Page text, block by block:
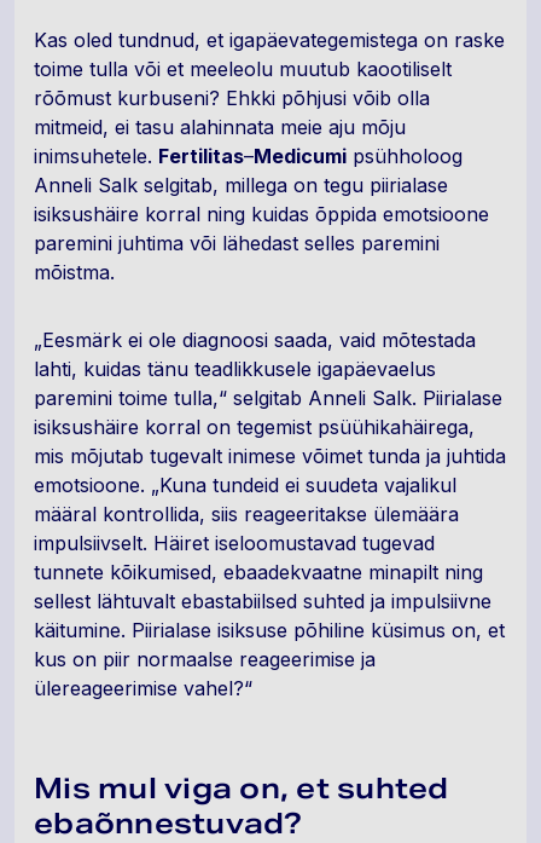
Kas oled tundnud, et igapäevategemistega on raske
toime tulla või et meeleolu muutub kaootiliselt
rõõmust kurbuseni? Ehkki põhjusi võib olla
mitmeid, ei tasu alahinnata meie aju mõju
inimsuhetele. Fertilitas–Medicumi psühholoog
Anneli Salk selgitab, millega on tegu piirialase
isiksushäire korral ning kuidas õppida emotsioone
paremini juhtima või lähedast selles paremini
mõistma.
„Eesmärk ei ole diagnoosi saada, vaid mõtestada
lahti, kuidas tänu teadlikkusele igapäevaelus
paremini toime tulla,“ selgitab Anneli Salk. Piirialase
isiksushäire korral on tegemist psüühikahäirega,
mis mõjutab tugevalt inimese võimet tunda ja juhtida
emotsioone. „Kuna tundeid ei suudeta vajalikul
määral kontrollida, siis reageeritakse ülemäära
impulsiivselt. Häiret iseloomustavad tugevad
tunnete kõikumised, ebaadekvaatne minapilt ning
sellest lähtuvalt ebastabiilsed suhted ja impulsiivne
käitumine. Piirialase isiksuse põhiline küsimus on, et
kus on piir normaalse reageerimise ja
ülereageerimise vahel?“
Mis mul viga on, et suhted
ebaõnnestuvad?